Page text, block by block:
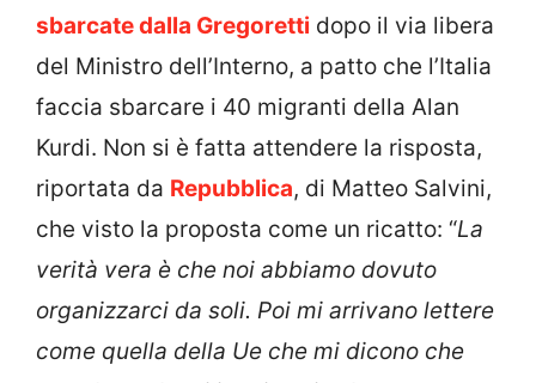
sbarcate dalla Gregoretti dopo il via libera
del Ministro dell’Interno, a patto che l’Italia
faccia sbarcare i 40 migranti della Alan
Kurdi. Non si è fatta attendere la risposta,
riportata da Repubblica, di Matteo Salvini,
che visto la proposta come un ricatto: “La
verità vera è che noi abbiamo dovuto
organizzarci da soli. Poi mi arrivano lettere
come quella della Ue che mi dicono che